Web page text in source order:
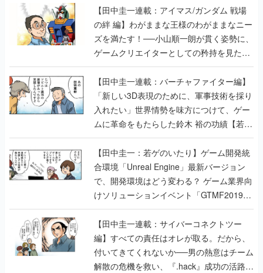
【田中圭一連載：アイマス/ガンダム 戦場
の絆 編】わがままな王様のわがままなニー
ズを満たす！──小山順一朗が貫く姿勢に、
ゲームクリエイターとしての矜持を見た
【若ゲのいたり最終回】
【田中圭一連載：バーチャファイター編】
「新しい3D表現のために、軍事技術を採り
入れたい」世界情勢を味方につけて、ゲー
ムに革命をもたらした鈴木 裕の功績【若ゲ
のいたり】
【田中圭一：若ゲのいたり】ゲーム開発統
合環境「Unreal Engine」最新バージョン
で、開発環境はどう変わる？ ゲーム業界向
けソリューションイベント「GTMF2019」
に行って、より理解を深めよう【PR】
【田中圭一連載：サイバーコネクトツー
編】すべての責任はオレが取る。だから、
付いてきてくれないか──男の熱意はチーム
解散の危機を救い、『.hack』成功の活路を